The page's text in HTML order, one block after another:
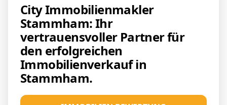
City Immobilienmakler
Stammham: Ihr
vertrauensvoller Partner für
den erfolgreichen
Immobilienverkauf in
Stammham.